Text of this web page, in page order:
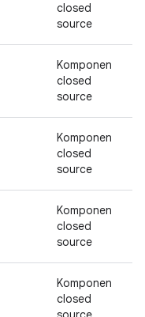
closed
source
Komponen
closed
source
Komponen
closed
source
Komponen
closed
source
Komponen
closed